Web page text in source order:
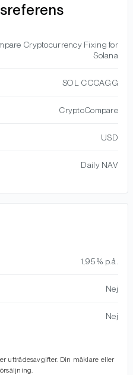
Cryptocurrency Fixing for
Solana
SOL CCCAGG
CryptoCompare
USD
Daily NAV
1,95 % p.å.
Nej
Nej
utträdesavgifter. Din mäklare eller